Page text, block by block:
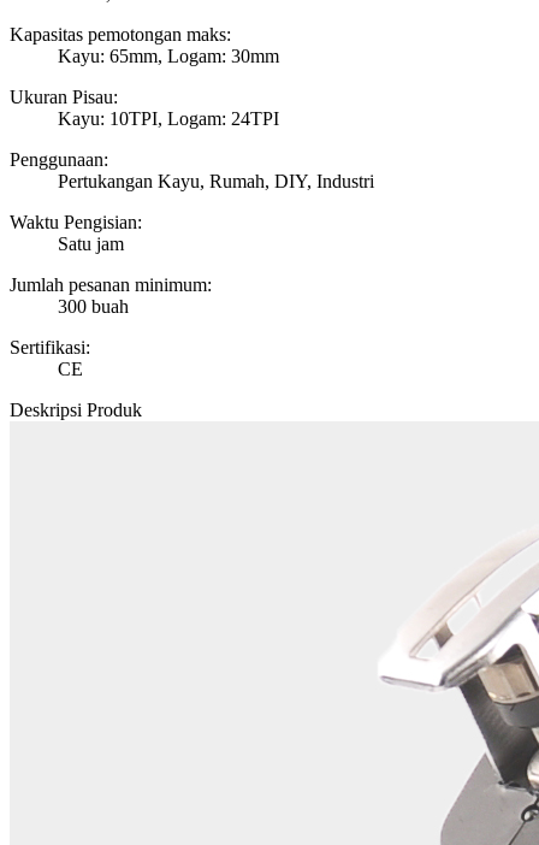
Kapasitas pemotongan maks:
Kayu: 65mm, Logam: 30mm
Ukuran Pisau:
Kayu: 10TPI, Logam: 24TPI
Penggunaan:
Pertukangan Kayu, Rumah, DIY, Industri
Waktu Pengisian:
Satu jam
Jumlah pesanan minimum:
300 buah
Sertifikasi:
CE
Deskripsi Produk